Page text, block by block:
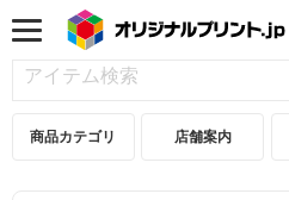
商品カテゴリ 店舗案内